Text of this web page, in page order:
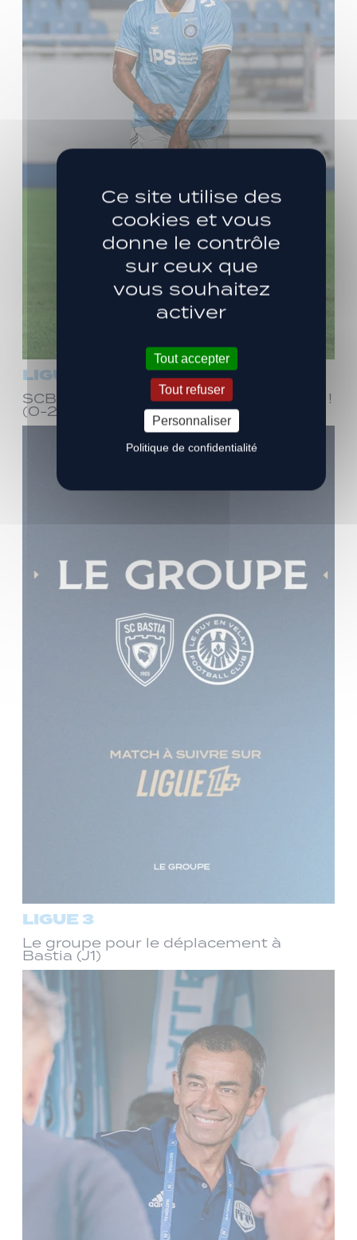
LIGUE 3
SCB – LPF43 : Entrée réussie en Corse !
(0-2)
LIGUE 3
Le groupe pour le déplacement à
Bastia (J1)
Ce site utilise des
cookies et vous
donne le contrôle
sur ceux que
vous souhaitez
activer
Tout accepter
Tout refuser
Personnaliser
Politique de confidentialité